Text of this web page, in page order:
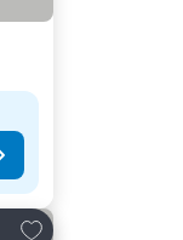
Dodati u favorite